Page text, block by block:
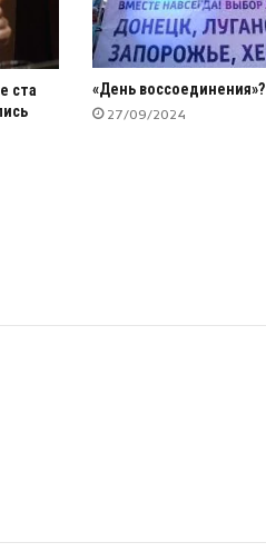
ста
«День воссоединения»?
27/09/2024